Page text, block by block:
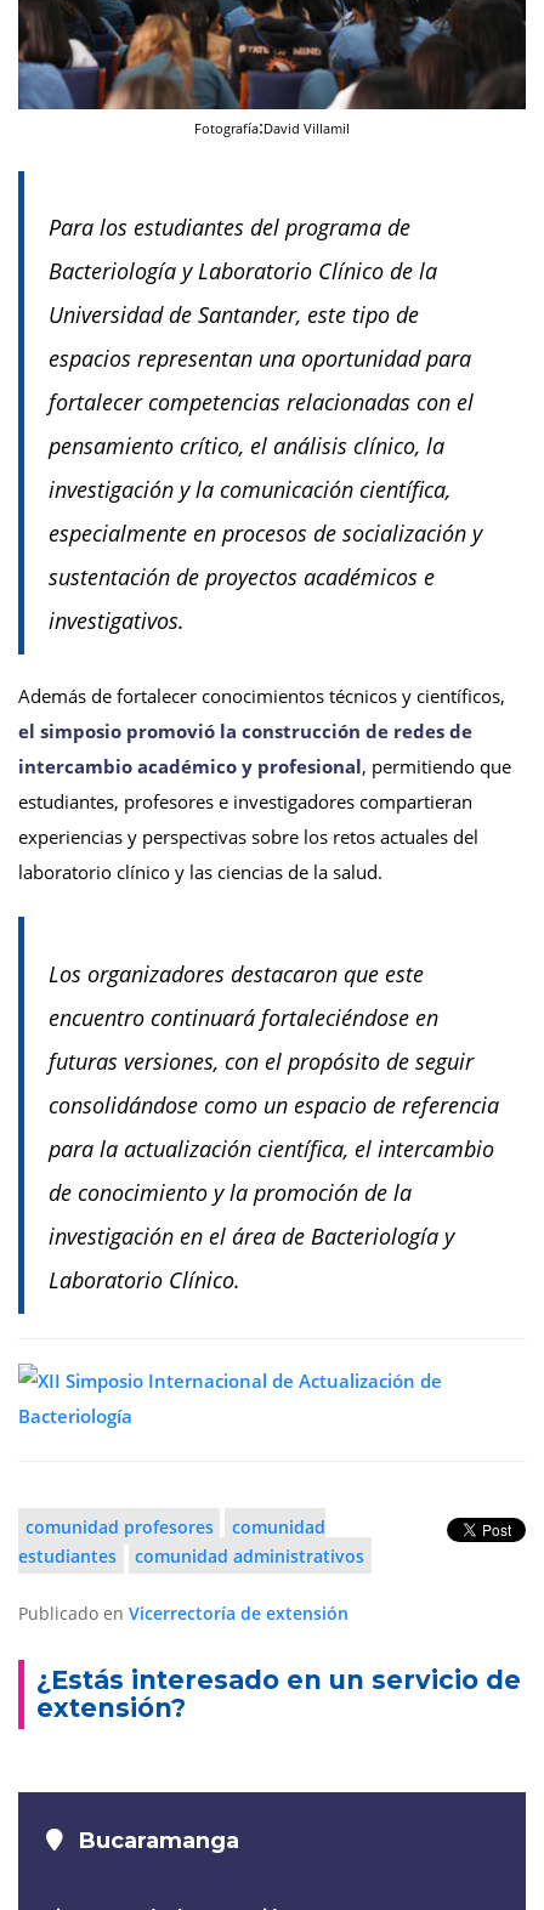
Fotografía:David Villamil
Para los estudiantes del programa de
Bacteriología y Laboratorio Clínico de la
Universidad de Santander, este tipo de
espacios representan una oportunidad para
fortalecer competencias relacionadas con el
pensamiento crítico, el análisis clínico, la
investigación y la comunicación científica,
especialmente en procesos de socialización y
sustentación de proyectos académicos e
investigativos.
Además de fortalecer conocimientos técnicos y científicos,
el simposio promovió la construcción de redes de
intercambio académico y profesional, permitiendo que
estudiantes, profesores e investigadores compartieran
experiencias y perspectivas sobre los retos actuales del
laboratorio clínico y las ciencias de la salud.
Los organizadores destacaron que este
encuentro continuará fortaleciéndose en
futuras versiones, con el propósito de seguir
consolidándose como un espacio de referencia
para la actualización científica, el intercambio
de conocimiento y la promoción de la
investigación en el área de Bacteriología y
Laboratorio Clínico.
comunidad profesores
comunidad
estudiantes
comunidad administrativos
Publicado en Vicerrectoría de extensión
¿Estás interesado en un servicio de
extensión?
Bucaramanga